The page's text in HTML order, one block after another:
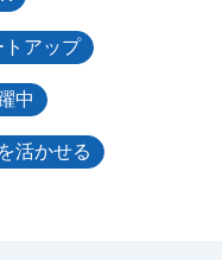
トアップ
中
活かせる